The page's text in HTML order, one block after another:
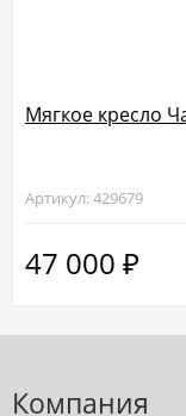
Мягкое кресло
Артикул: 429679
47 000 ₽
Компания